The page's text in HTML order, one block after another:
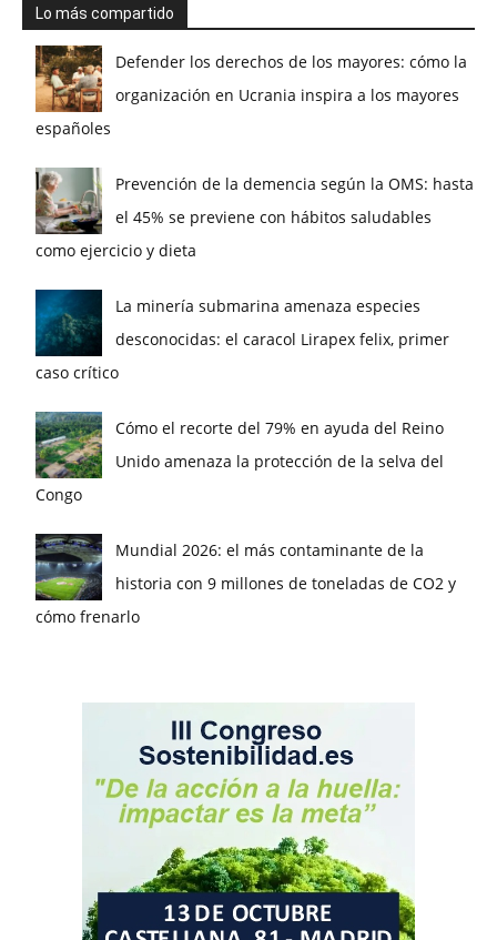
Lo más compartido
Defender los derechos de los mayores: cómo la
organización en Ucrania inspira a los mayores
españoles
Prevención de la demencia según la OMS: hasta
el 45% se previene con hábitos saludables
como ejercicio y dieta
La minería submarina amenaza especies
desconocidas: el caracol Lirapex felix, primer
caso crítico
Cómo el recorte del 79% en ayuda del Reino
Unido amenaza la protección de la selva del
Congo
Mundial 2026: el más contaminante de la
historia con 9 millones de toneladas de CO2 y
cómo frenarlo